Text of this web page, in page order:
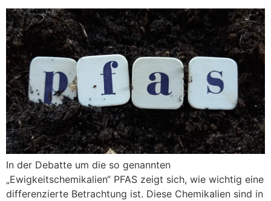
In der Debatte um die so genannten
„Ewigkeitschemikalien“ PFAS zeigt sich, wie wichtig eine
differenzierte Betrachtung ist. Diese Chemikalien sind in